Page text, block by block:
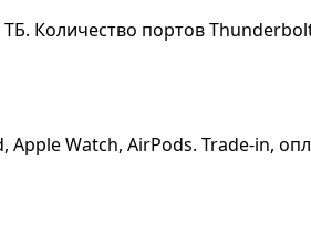
Количество портов
Watch, AirPods. Trade-in,